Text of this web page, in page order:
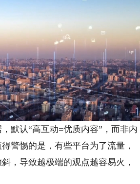
认“高互动=优质内容”，而非内
警惕的是，有些平台为了流量，
，导致越极端的观点越容易火，